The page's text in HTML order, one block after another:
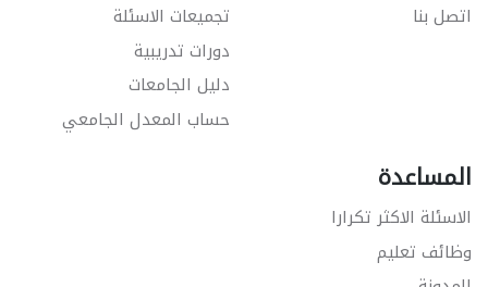
اتصل بنا
تجميعات الاسئلة
دورات تدريبية
دليل الجامعات
حساب المعدل الجامعي
المساعدة
الاسئلة الاكثر تكرارا
وظائف تعليم